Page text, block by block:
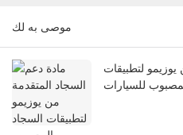
موصى به لك
لتطبيقات
للسيارات